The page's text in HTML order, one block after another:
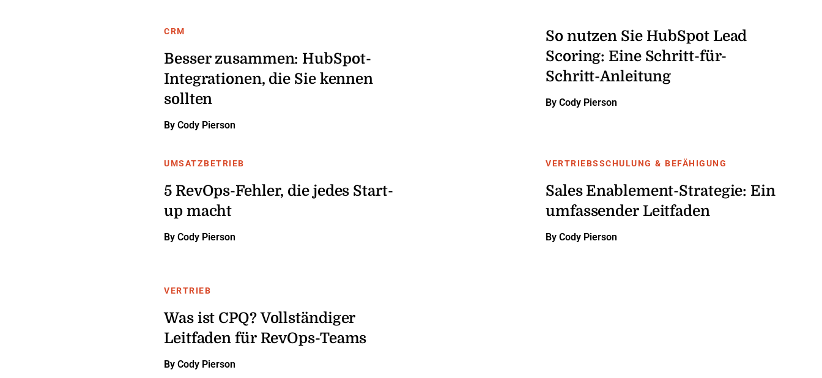
CRM
Besser zusammen: HubSpot-
Integrationen, die Sie kennen
sollten
By Cody Pierson
So nutzen Sie HubSpot Lead
Scoring: Eine Schritt-für-
Schritt-Anleitung
By Cody Pierson
UMSATZBETRIEB
5 RevOps-Fehler, die jedes Start-
up macht
By Cody Pierson
VERTRIEBSSCHULUNG & BEFÄHIGUNG
Sales Enablement-Strategie: Ein
umfassender Leitfaden
By Cody Pierson
VERTRIEB
Was ist CPQ? Vollständiger
Leitfaden für RevOps-Teams
By Cody Pierson